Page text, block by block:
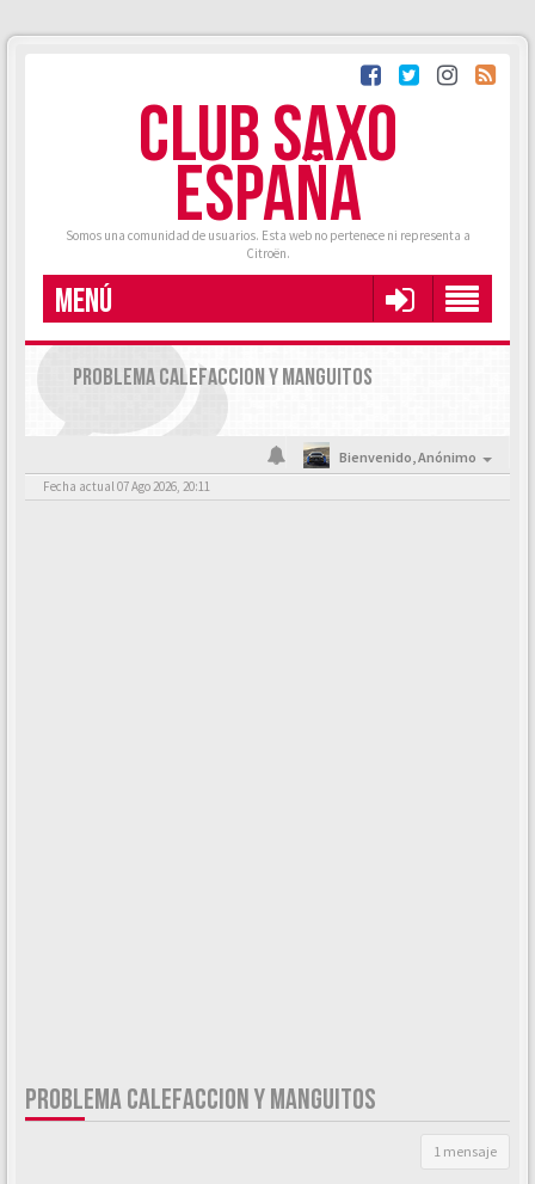
CLUB SAXO
ESPAÑA
Somos una comunidad de usuarios. Esta web no pertenece ni representa a
Citroën.
MENÚ
PROBLEMA CALEFACCION Y MANGUITOS
Bienvenido,Anónimo
Fecha actual 07 Ago 2026, 20:11
PROBLEMA CALEFACCION Y MANGUITOS
1 mensaje